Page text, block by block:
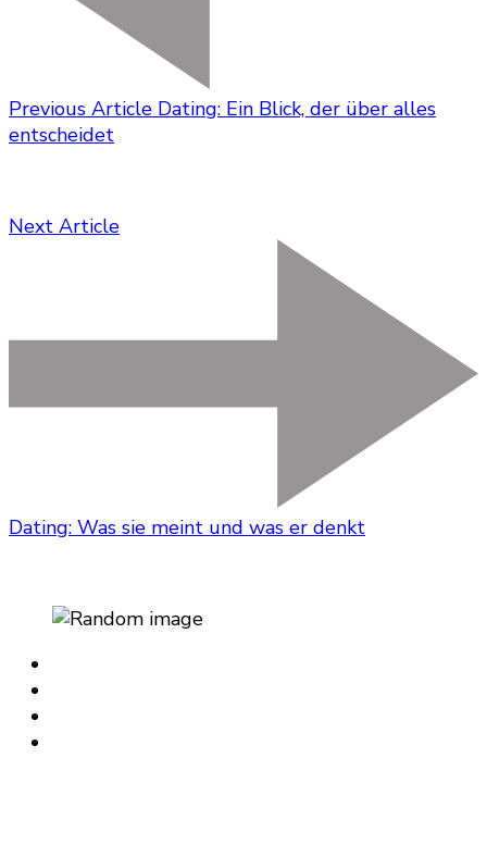
Previous Article Dating: Ein Blick, der über alles
entscheidet
Next Article
Dating: Was sie meint und was er denkt